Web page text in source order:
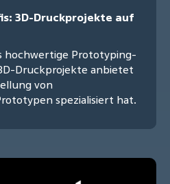
3D-Druckprojekte auf
hochwertige Prototyping-
Druckprojekte anbietet
von
spezialisiert hat.